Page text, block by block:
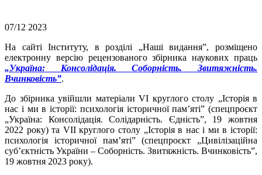
07/12 2023
На сайті Інституту, в розділі „Наші видання”, розміщено
електронну версію рецензованого збірника наукових праць
„Україна: Консолідація. Соборність. Звитяжність.
Вчинковість”.
До збірника увійшли матеріали VI круглого столу „Історія в
нас і ми в історії: психологія історичної пам’яті” (спецпроєкт
„Україна: Консолідація. Солідарність. Єдність”, 19 жовтня
2022 року) та VII круглого столу „Історія в нас і ми в історії:
психологія історичної пам’яті” (спецпроєкт „Цивілізаційна
суб’єктність України – Соборність. Звитяжність. Вчинковість”,
19 жовтня 2023 року).